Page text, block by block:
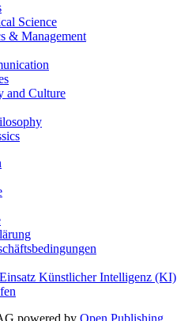
Science
& Management
and Culture
Künstlicher Intelligenz (KI)